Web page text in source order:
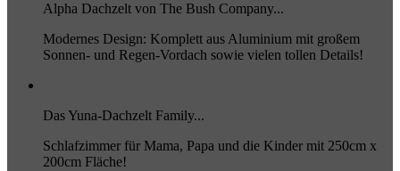
Alpha Dachzelt von The Bush Company...
Modernes Design: Komplett aus Aluminium mit großem
Sonnen- und Regen-Vordach sowie vielen tollen Details!
Das Yuna-Dachzelt Family...
Schlafzimmer für Mama, Papa und die Kinder mit 250cm x
200cm Fläche!